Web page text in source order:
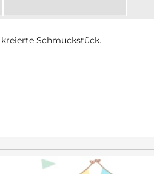
Schmuckstück.